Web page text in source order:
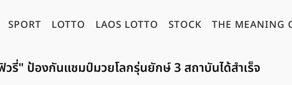
SPORT LOTTO LAOS LOTTO STOCK THE MEANING
รี่" ป้องกันแชมป์มวยโลกรุ่นยักษ์ 3 สถาบันได้สำเร็จ